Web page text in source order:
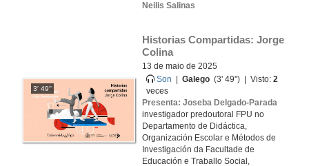
Neilis Salinas
3' 49''
Historias Compartidas: Jorge
Colina
13 de maio de 2025
Son
|Galego (3' 49'') | Visto:2
veces
Presenta: Joseba Delgado-Parada
investigador predoutoral FPU no
Departamento de Didáctica,
Organización Escolar e Métodos de
Investigación da Facultade de
Educación e Traballo Social,